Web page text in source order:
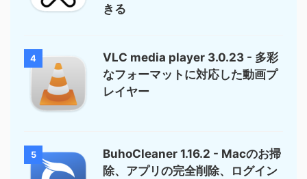
きる
4
VLC media player 3.0.23 - 多彩
なフォーマットに対応した動画プ
レイヤー
5
BuhoCleaner 1.16.2 - Macのお掃
除、アプリの完全削除、ログイン